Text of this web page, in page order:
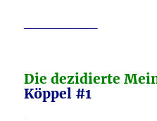
Die dezidierte
Köppel #1